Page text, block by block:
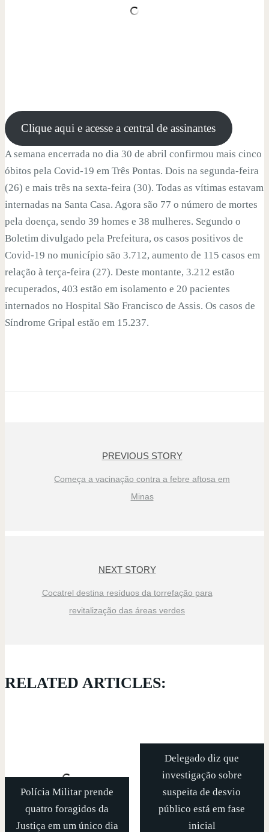
Clique aqui e acesse a central de assinantes
A semana encerrada no dia 30 de abril confirmou mais cinco
óbitos pela Covid-19 em Três Pontas. Dois na segunda-feira
(26) e mais três na sexta-feira (30). Todas as vítimas estavam
internadas na Santa Casa. Agora são 77 o número de mortes
pela doença, sendo 39 homes e 38 mulheres. Segundo o
Boletim divulgado pela Prefeitura, os casos positivos de
Covid-19 no município são 3.712, aumento de 115 casos em
relação à terça-feira (27). Deste montante, 3.212 estão
recuperados, 403 estão em isolamento e 20 pacientes
internados no Hospital São Francisco de Assis. Os casos de
Síndrome Gripal estão em 15.237.
PREVIOUS STORY
Começa a vacinação contra a febre aftosa em
Minas
NEXT STORY
Cocatrel destina resíduos da torrefação para
revitalização das áreas verdes
RELATED ARTICLES:
Polícia Militar prende
quatro foragidos da
Justiça em um único dia
Delegado diz que
investigação sobre
suspeita de desvio
público está em fase
inicial